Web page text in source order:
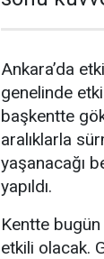
Ankara’da
genelinde
başkentte
aralıklarla
yaşanacağı
yapıldı.
Kentte
etkili olacak.